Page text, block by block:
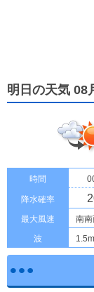
明日の天気 08
時間
降水確率
最大風速 南
波
1.5m